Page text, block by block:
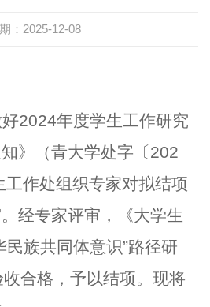
：2025-12-08
2024年度学生工作研究
》（青大学处字〔202
工作处组织专家对拟结项
经专家评审，《大学生
民族共同体意识”路径研
合格，予以结项。现将